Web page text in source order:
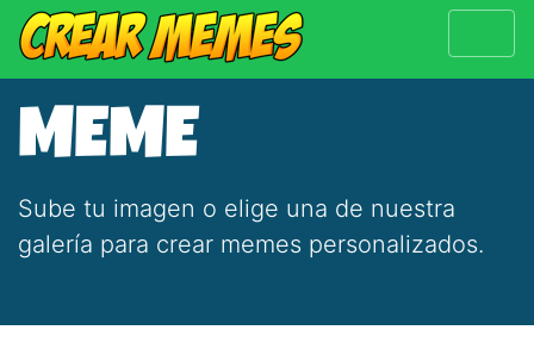
MEME
Sube tu imagen o elige una de nuestra
galería para crear memes personalizados.